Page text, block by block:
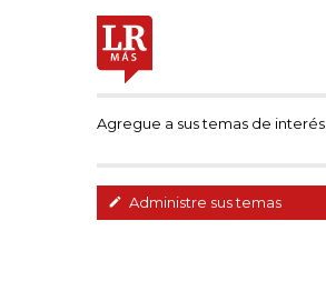
Agregue a sus temas de interés
Administre sus temas